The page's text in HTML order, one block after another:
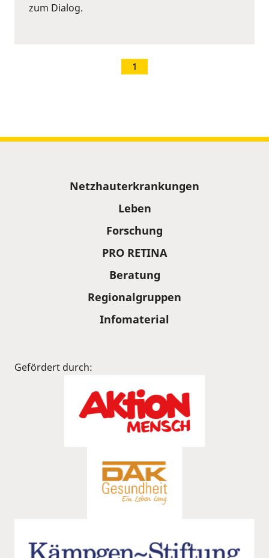
zum Dialog.
1
Netzhauterkrankungen
Leben
Forschung
PRO RETINA
Beratung
Regionalgruppen
Infomaterial
Gefördert durch: